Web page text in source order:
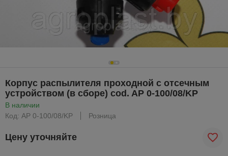
Корпус распылителя проходной с отсечным
устройством (в сборе) cod. AP 0-100/08/KP
В наличии
Код: AP 0-100/08/KP
Розница
Цену уточняйте